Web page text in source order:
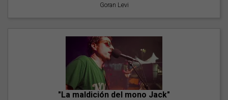
Goran Levi
"La maldición del mono Jack"